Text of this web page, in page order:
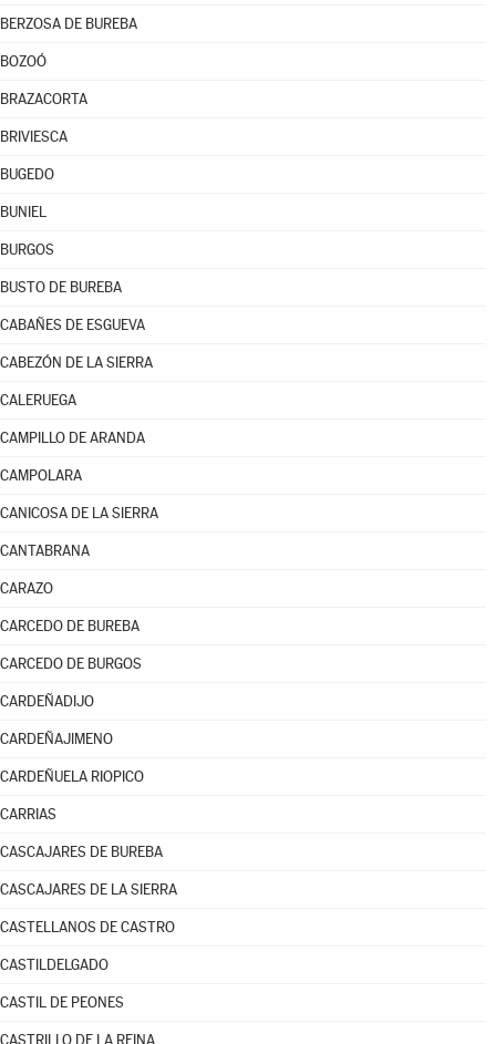
BERZOSA DE BUREBA
BOZOÓ
BRAZACORTA
BRIVIESCA
BUGEDO
BUNIEL
BURGOS
BUSTO DE BUREBA
CABAÑES DE ESGUEVA
CABEZÓN DE LA SIERRA
CALERUEGA
CAMPILLO DE ARANDA
CAMPOLARA
CANICOSA DE LA SIERRA
CANTABRANA
CARAZO
CARCEDO DE BUREBA
CARCEDO DE BURGOS
CARDEÑADIJO
CARDEÑAJIMENO
CARDEÑUELA RIOPICO
CARRIAS
CASCAJARES DE BUREBA
CASCAJARES DE LA SIERRA
CASTELLANOS DE CASTRO
CASTILDELGADO
CASTIL DE PEONES
CASTRILLO DE LA REINA